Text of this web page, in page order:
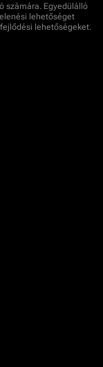
számára. Egyedülálló
lehetőséget
lehetőségeket.